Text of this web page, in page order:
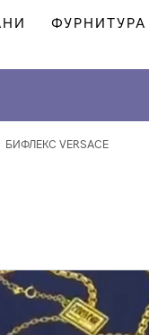
ФУРНИТУРА
БИФЛЕКС VERSACE